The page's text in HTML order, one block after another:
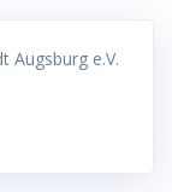
Augsburg e.V.